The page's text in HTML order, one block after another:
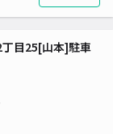
目25[山本]駐車